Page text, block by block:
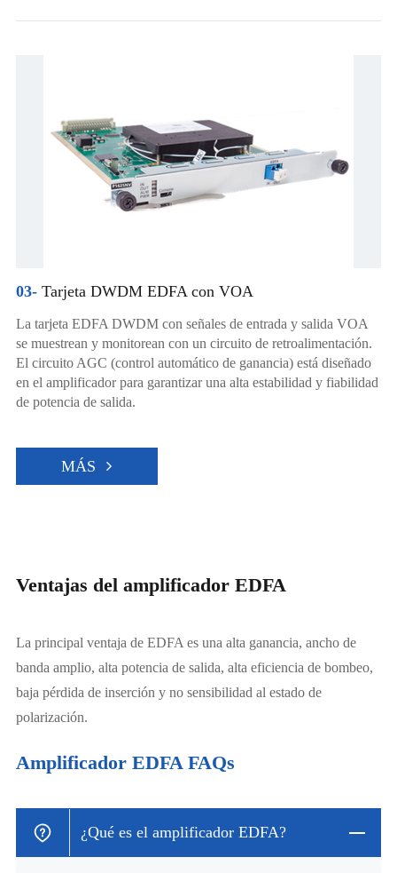
03-Tarjeta DWDM EDFA con VOA
La tarjeta EDFA DWDM con señales de entrada y salida VOA
se muestrean y monitorean con un circuito de retroalimentación.
El circuito AGC (control automático de ganancia) está diseñado
en el amplificador para garantizar una alta estabilidad y fiabilidad
de potencia de salida.
MÁS
Ventajas del amplificador EDFA
La principal ventaja de EDFA es una alta ganancia, ancho de
banda amplio, alta potencia de salida, alta eficiencia de bombeo,
baja pérdida de inserción y no sensibilidad al estado de
polarización.
Amplificador EDFA FAQs
¿Qué es el amplificador EDFA?